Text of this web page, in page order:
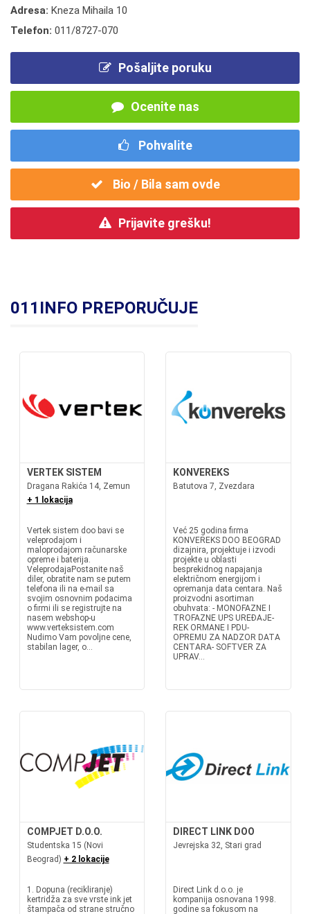
Adresa: Kneza Mihaila 10
Telefon: 011/8727-070
Pošaljite poruku
Ocenite nas
Pohvalite
Bio / Bila sam ovde
Prijavite grešku!
011INFO PREPORUČUJE
VERTEK SISTEM
Dragana Rakića 14, Zemun
+ 1 lokacija
Vertek sistem doo bavi se
veleprodajom i
maloprodajom računarske
opreme i baterija.
VeleprodajaPostanite naš
diler, obratite nam se putem
telefona ili na e-mail sa
svojim osnovnim podacima
o firmi ili se registrujte na
nasem webshop-u
www.verteksistem.com
Nudimo Vam povoljne cene,
stabilan lager, o...
KONVEREKS
Batutova 7, Zvezdara
Već 25 godina firma
KONVEREKS DOO BEOGRAD
dizajnira, projektuje i izvodi
projekte u oblasti
besprekidnog napajanja
električnom energijom i
opremanja data centara. Naš
proizvodni asortiman
obuhvata: - MONOFAZNE I
TROFAZNE UPS UREĐAJE-
REK ORMANE I PDU-
OPREMU ZA NADZOR DATA
CENTARA- SOFTVER ZA
UPRAV...
COMPJET D.O.O.
Studentska 15 (Novi
Beograd) + 2 lokacije
1. Dopuna (recikliranje)
kertridža za sve vrste ink jet
štampača od strane stručno
DIRECT LINK DOO
Jevrejska 32, Stari grad
Direct Link d.o.o. je
kompanija osnovana 1998.
godine sa fokusom na